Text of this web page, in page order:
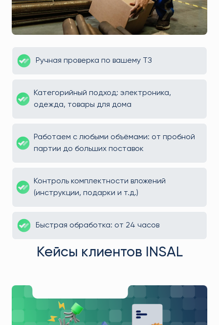
Ручная проверка по вашему ТЗ
Категорийный подход: электроника,
одежда, товары для дома
Работаем с любыми объёмами: от пробной
партии до больших поставок
Контроль комплектности вложений
(инструкции, подарки и т.д.)
Быстрая обработка: от 24 часов
Кейсы клиентов INSAL
Как мы помогли клиенту